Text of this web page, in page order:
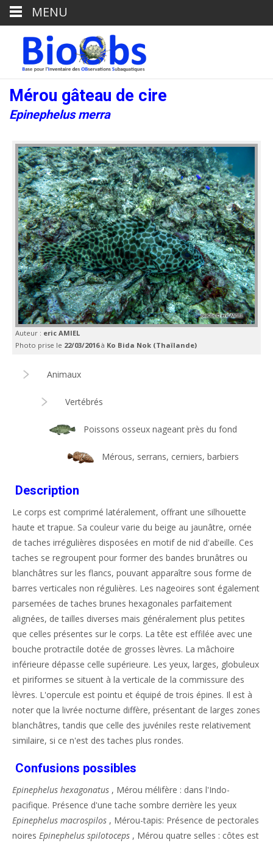
Mérou gâteau de cire
Epinephelus merra
Auteur : eric AMIEL
Photo prise le 22/03/2016à Ko Bida Nok (Thaïlande)
Animaux
Vertébrés
Poissons osseux nageant près du fond
Mérous, serrans, cerniers, barbiers
Description
Le corps est comprimé latéralement, offrant une silhouette
haute et trapue. Sa couleur varie du beige au jaunâtre, ornée
de taches irrégulières disposées en motif de nid d'abeille. Ces
taches se regroupent pour former des bandes brunâtres ou
blanchâtres sur les flancs, pouvant apparaître sous forme de
barres verticales non régulières. Les nageoires sont également
parsemées de taches brunes hexagonales parfaitement
alignées, de tailles diverses mais généralement plus petites
que celles présentes sur le corps. La tête est effilée avec une
bouche protractile dotée de grosses lèvres. La mâchoire
inférieure dépasse celle supérieure. Les yeux, larges, globuleux
et piriformes se situent à la verticale de la commissure des
lèvres. L'opercule est pointu et équipé de trois épines. Il est à
noter que la livrée nocturne diffère, présentant de larges zones
blanchâtres, tandis que celle des juvéniles reste relativement
similaire, si ce n'est des taches plus rondes.
Confusions possibles
Epinephelus hexagonatus , Mérou mélifère : dans l'Indo-
pacifique. Présence d'une tache sombre derrière les yeux
Epinephelus macrospilos , Mérou-tapis: Présence de pectorales
noires Epinephelus spilotoceps , Mérou quatre selles : côtes est
MENU